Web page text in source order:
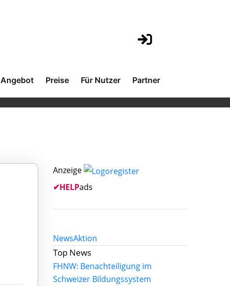
Angebot Preise Für Nutzer Partner
Anzeige
✔HELPads
NewsAktion
Top News
FHNW: Benachteiligung im
Schweizer Bildungssystem